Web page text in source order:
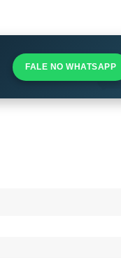
FALE NO WHATSAPP